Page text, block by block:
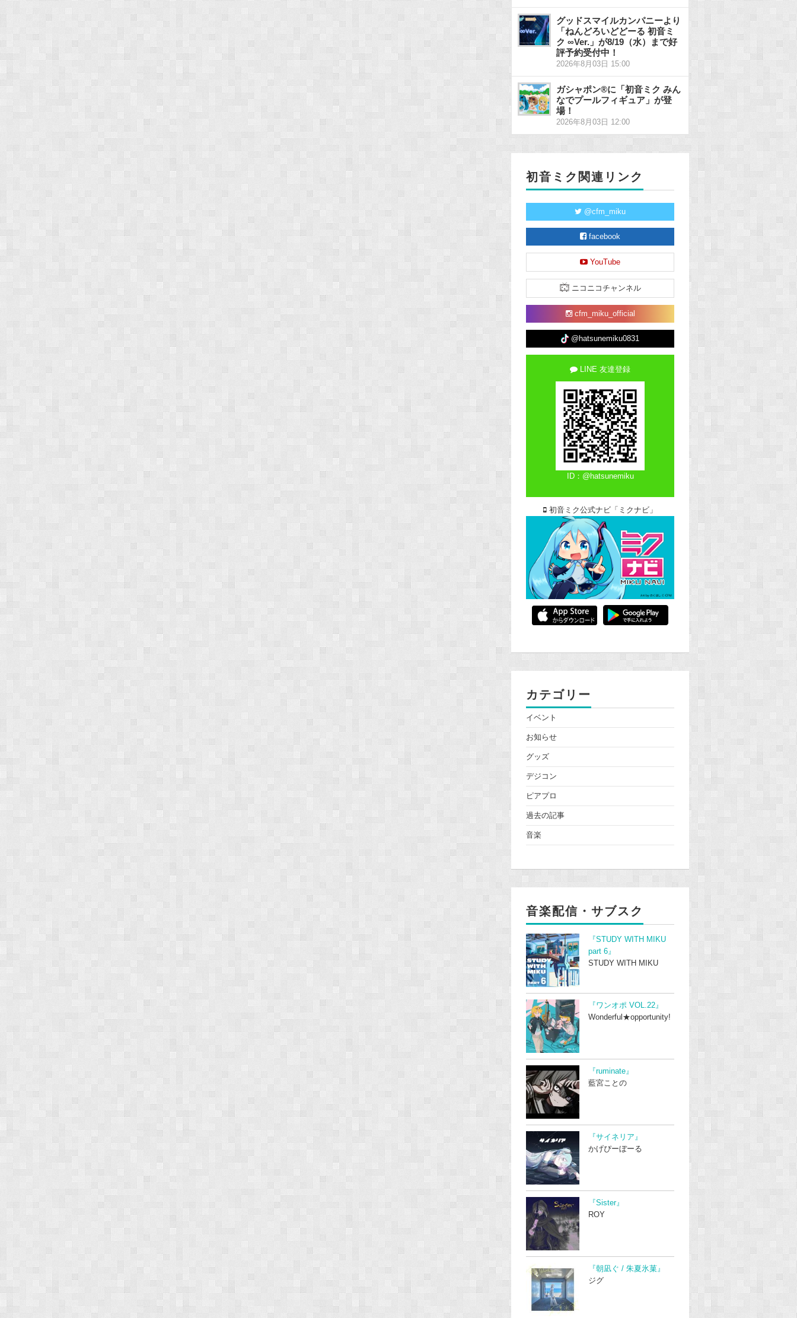
グッドスマイルカンパニーより
「ねんどろいどどーる 初音ミ
ク ∞Ver.」が8/19（水）まで好
評予約受付中！
2026年8月03日 15:00
ガシャポン®に「初音ミク みん
なでプールフィギュア」が登
場！
2026年8月03日 12:00
初音ミク関連リンク
@cfm_miku
facebook
YouTube
ニコニコチャンネル
cfm_miku_official
@hatsunemiku0831
LINE 友達登録
ID：@hatsunemiku
初音ミク公式ナビ「ミクナビ」
カテゴリー
イベント
お知らせ
グッズ
デジコン
ピアプロ
過去の記事
音楽
音楽配信・サブスク
『STUDY WITH MIKU
part 6』
STUDY WITH MIKU
『ワンオポ VOL.22』
Wonderful★opportunity!
『ruminate』
藍宮ことの
『サイネリア』
かげぴーぼーる
『Sister』
ROY
『朝凪ぐ / 朱夏氷菓』
ジグ